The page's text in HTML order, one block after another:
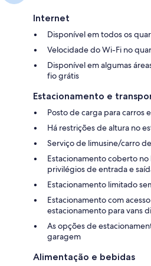
Internet
Disponível em todos os
Velocidade do Wi-Fi no
Disponível em algumas
fio grátis
Estacionamento e
Posto de carga para carros
Há restrições de altura no
Serviço de limusine/carro
Estacionamento coberto no
privilégios de entrada e
Estacionamento limitado
Estacionamento com
estacionamento para vans
As opções de
garagem
Alimentação e bebidas